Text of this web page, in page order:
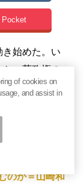
Pocket
始めた。い
か。菅政権の
小池氏の出
（「
「反対7割」
のか＝山崎和
of cookies on
and assist in